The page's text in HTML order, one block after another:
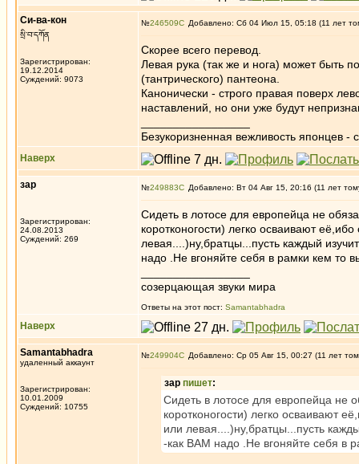
Си-ва-кон
སྲི་བ་དཀོན
Зарегистрирован:
19.12.2014
Суждений: 9073
№246509 Добавлено: Сб 04 Июл 15, 05:18 (11 лет
Скорее всего перевод.
Левая рука (так же и нога) может быть
(тантрического) пантеона.
Канонически - строго правая поверх
наставлений, но они уже будут
Безукоризненная вежливость японцев -
Наверх
зар
Зарегистрирован:
24.08.2013
Суждений: 269
№249883 Добавлено: Вт 04 Авг 15, 20:16 (11 лет
Сидеть в лотосе для европейца не
коротконогости) легко осваивают
левая....)ну,братцы...пусть каждый
надо .Не вгоняйте себя в рамки кем то
созерцающая звуки мира
Ответы на этот пост: Samantabhadra
Наверх
Samantabhadra
удаленный аккаунт
Зарегистрирован:
10.01.2009
Суждений: 10755
№249904 Добавлено: Ср 05 Авг 15, 00:27 (11 лет
зар пишет:
Сидеть в лотосе для европейца не
коротконогости) легко осваивают
или левая....)ну,братцы...пусть
-как ВАМ надо .Не вгоняйте себя в